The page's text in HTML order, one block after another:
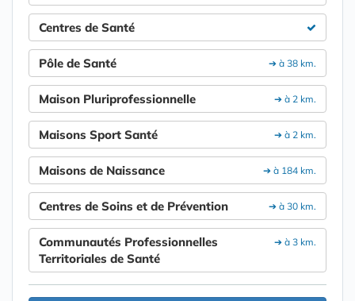
Centres de Santé
➔ à 38 km.
Pôle de Santé
➔ à 2 km.
Maison Pluriprofessionnelle
➔ à 2 km.
Maisons Sport Santé
➔ à 184 km.
Maisons de Naissance
➔ à 30 km.
Centres de Soins et de Prévention
➔ à 3 km.
Communautés Professionnelles
Territoriales de Santé